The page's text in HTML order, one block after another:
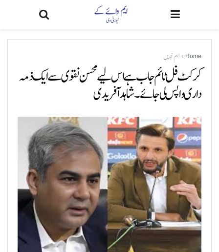
Home اہم خبریں
کرکٹ فل ٹائم جاب ہے اس لیے محسن نقوی سے ایک ذمہ
داری واپس لی جائے۔ شاہد آفریدی